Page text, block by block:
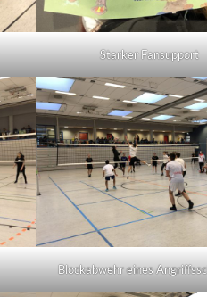
Starker Fansupport
Blockabwehr eines